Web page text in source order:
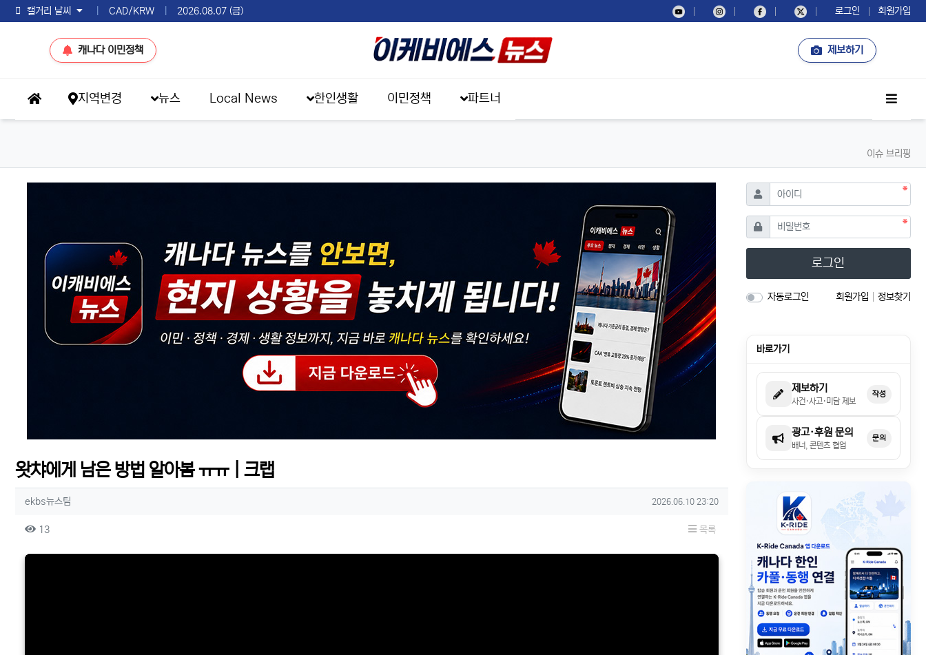
토론토 날씨 CAD/KRW 2026.08.07 (금) 로그인 회원가입
캐나다 이민정책 제보하기
지역변경 뉴스 Local News 한인생활 이민정책
파트너
홈으로
사이드
이슈 브리핑
이슈 브리핑
왓챠에게 남은 방법 알아봄 ㅠㅠ｜크랩
작성자 정보
ekbs뉴스팀 작성일
2026.06.10 23:20
컨텐츠 정보
13조회 목록
본문
아이디 필수
비밀번호필수
로그인
자동로그인 회원가입 정보찾기
바로가기
제보하기
사건·사고·미담 제보
작성
광고·후원 문의
배너, 콘텐츠 협업
문의